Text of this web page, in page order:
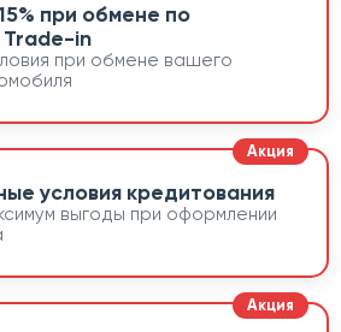
при обмене по
Trade-in
при обмене вашего
условия кредитования
выгоды при оформлении